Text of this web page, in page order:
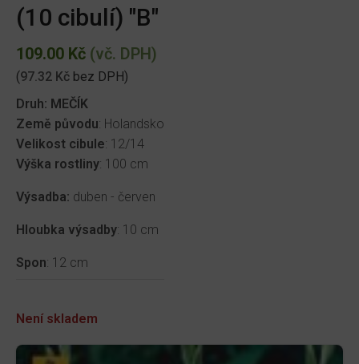
(10 cibulí) "B"
109.00 Kč (vč. DPH)
(97.32 Kč bez DPH)
Druh: MEČÍK
Země původu: Holandsko
Velikost cibule: 12/14
Výška rostliny: 100 cm
Výsadba: duben - červen
Hloubka výsadby: 10 cm
Spon: 12 cm
Není skladem